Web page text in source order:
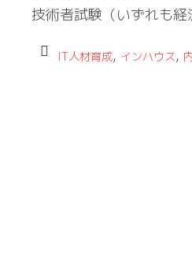
技術者試験（いずれも
IT人材育成, インハウス,